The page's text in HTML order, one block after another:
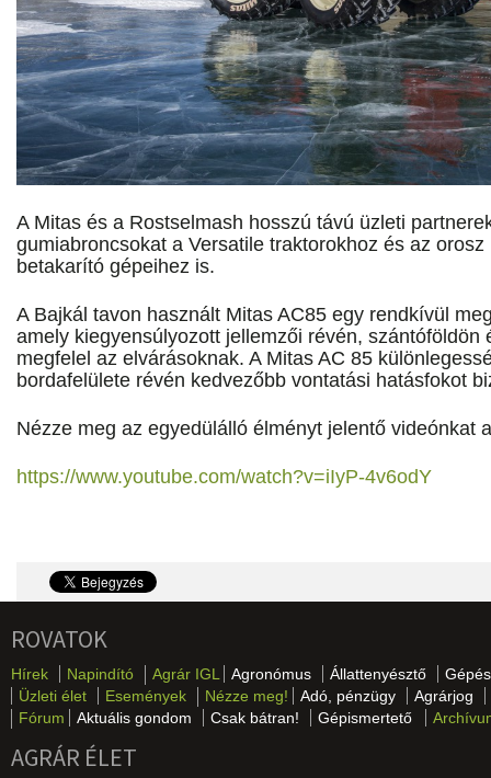
A Mitas és a Rostselmash hosszú távú üzleti
gumiabroncsokat a Versatile traktorokhoz és az
betakarító gépeihez is.
A Bajkál tavon használt Mitas AC85 egy rendkívül
amely kiegyensúlyozott jellemzői révén, szántóföldön
megfelel az elvárásoknak. A Mitas AC 85
bordafelülete révén kedvezőbb vontatási hatásfokot
Nézze meg az egyedülálló élményt jelentő videónkat
https://www.youtube.com/watch?v=iIyP-4v6odY
ROVATOK
Hírek Napindító Agrár IGL Agronómus Állattenyésztő
Üzleti élet
Események Nézze meg! Adó, pénzügy
Agrárjog
Fórum
Aktuális gondom Csak bátran! Gépismertető
AGRÁR ÉLET